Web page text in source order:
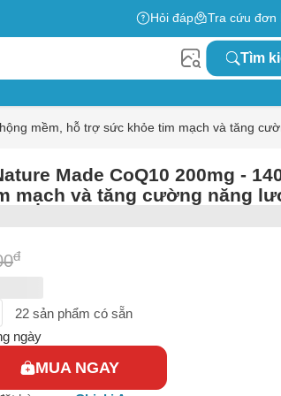
Hỏi đáp Tra cứu đơn
Tìm
mềm, hỗ trợ sức khỏe tim mạch và tăng
Made CoQ10 200mg -
mạch và tăng cường năng
đ
22 sản phẩm có sẵn
ngày
MUA NGAY